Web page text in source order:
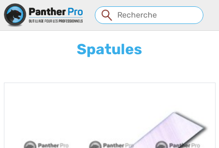
Spatules
Panneau de gestion des cookies